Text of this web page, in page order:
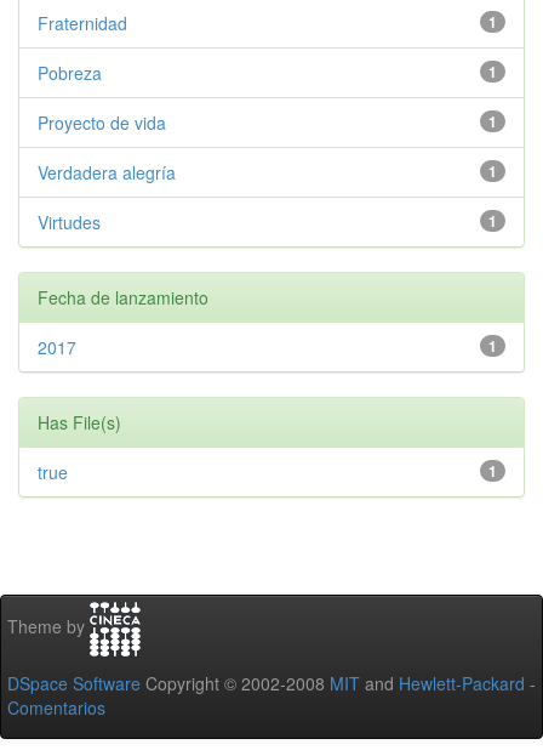
1
Fraternidad
1
Pobreza
1
Proyecto de vida
1
Verdadera alegría
1
Virtudes
Fecha de lanzamiento
1
2017
Has File(s)
1
true
Theme by
DSpace Software Copyright © 2002-2008 MIT and Hewlett-Packard -
Comentarios